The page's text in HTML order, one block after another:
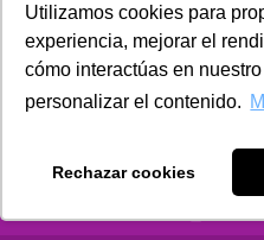
Utilizamos cookies para
experiencia, mejorar el
cómo interactúas en
personalizar el contenido.
Rechazar cookies
generando compresión
diferenciación interna y
estructura
En términos prácticos,
inconformidad del
de competitividad y